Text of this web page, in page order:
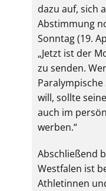
dazu auf, sich
Abstimmung
Sonntag (19.
„Jetzt ist der
zu senden.
will, sollte
auch im
werben.“
Abschließend
Westfalen ist
Athletinnen